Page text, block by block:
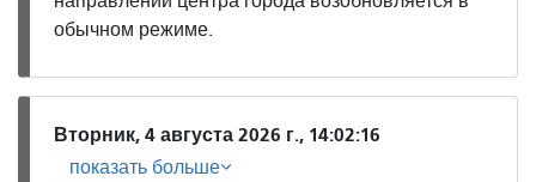
обычном режиме.
Вторник, 4 августа 2026 г., 14:02:16
показать больше